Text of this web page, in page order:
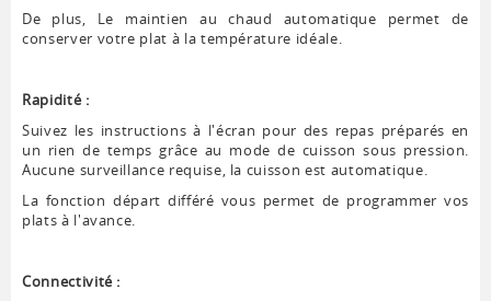
De plus, Le maintien au chaud automatique permet de
conserver votre plat à la température idéale.
Rapidité :
Suivez les instructions à l'écran pour des repas préparés en
un rien de temps grâce au mode de cuisson sous pression.
Aucune surveillance requise, la cuisson est automatique.
La fonction départ différé vous permet de programmer vos
plats à l'avance.
Connectivité :